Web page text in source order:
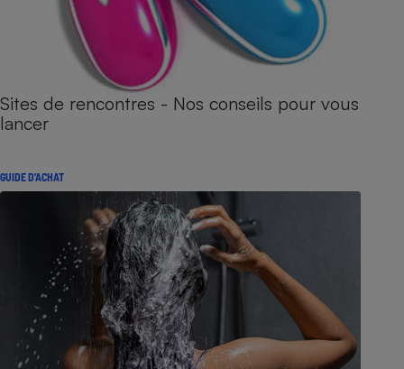
Sites de rencontres - Nos conseils pour vous
lancer
GUIDE D'ACHAT